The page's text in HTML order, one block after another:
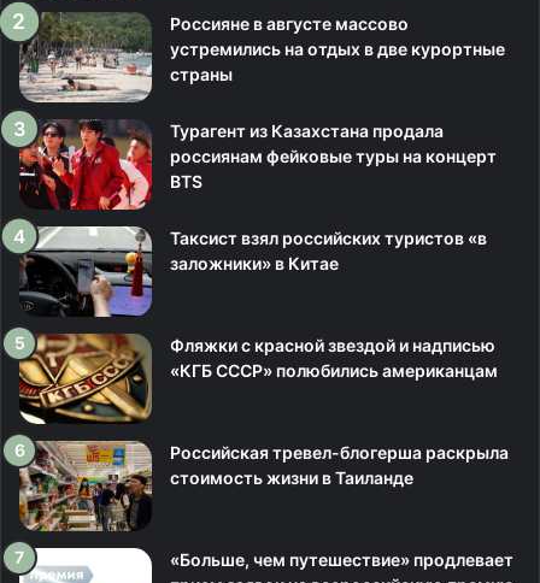
Россияне в августе массово
устремились на отдых в две курортные
страны
Турагент из Казахстана продала
россиянам фейковые туры на концерт
BTS
Таксист взял российских туристов «в
заложники» в Китае
Фляжки с красной звездой и надписью
«КГБ СССР» полюбились американцам
Российская тревел-блогерша раскрыла
стоимость жизни в Таиланде
«Больше, чем путешествие» продлевает